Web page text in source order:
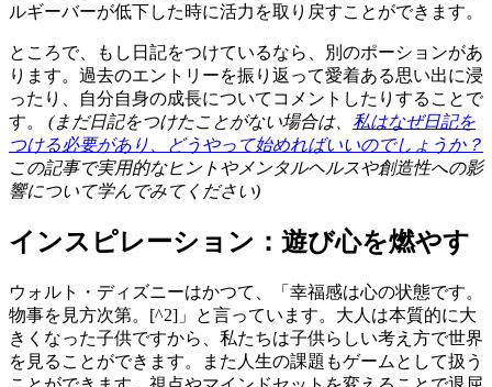
ルギーバーが低下した時に活力を取り戻すことができます。
ところで、もし日記をつけているなら、別のポーションがあ
ります。過去のエントリーを振り返って愛着ある思い出に浸
ったり、自分自身の成長についてコメントしたりすることで
す。 (まだ日記をつけたことがない場合は、 私はなぜ日記を
つける必要があり、どうやって始めればいいのでしょうか？
この記事で実用的なヒントやメンタルヘルスや創造性への影
響について学んでみてください)
インスピレーション：遊び心を燃やす
ウォルト・ディズニーはかつて、「幸福感は心の状態です。
物事を見方次第。[^2]」と言っています。大人は本質的に大
きくなった子供ですから、私たちは子供らしい考え方で世界
を見ることができます。また人生の課題もゲームとして扱う